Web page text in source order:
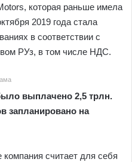
которая раньше имела
2019 года стала
в соответствии с
РУз, в том числе НДС.
выплачено 2,5 трлн.
запланировано на
считает для себя